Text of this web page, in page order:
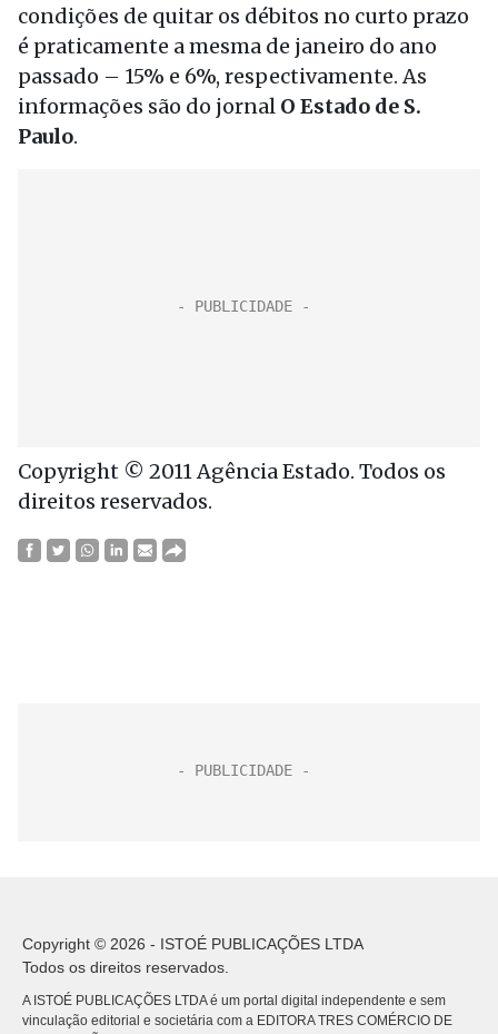
condições de quitar os débitos no curto prazo
é praticamente a mesma de janeiro do ano
passado – 15% e 6%, respectivamente. As
informações são do jornal O Estado de S.
Paulo.
Copyright © 2011 Agência Estado. Todos os
direitos reservados.
Copyright © 2026 - ISTOÉ PUBLICAÇÕES LTDA
Todos os direitos reservados.
A ISTOÉ PUBLICAÇÕES LTDA é um portal digital independente e sem
vinculação editorial e societária com a EDITORA TRES COMÉRCIO DE